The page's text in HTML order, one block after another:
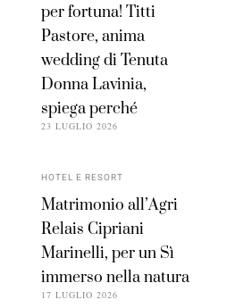
per fortuna! Titti
Pastore, anima
wedding di Tenuta
Donna Lavinia,
spiega perché
23 LUGLIO 2026
HOTEL E RESORT
Matrimonio all’Agri
Relais Cipriani
Marinelli, per un Sì
immerso nella natura
17 LUGLIO 2026